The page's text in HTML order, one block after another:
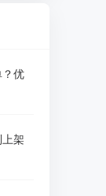
？优
架